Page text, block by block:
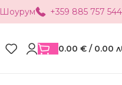
Шоурум +359 885 757 544
0.00 € / 0.00